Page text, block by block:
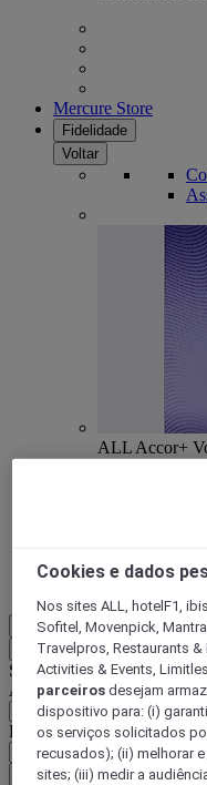
Mercure Store
Fidelidade
Voltar
ALL Accor+
15% de
estadias em
PT-BR
Voltar
Selecione seu país e idioma
Área geográfica
País/região-idioma
Confirmar meu país e idioma
Cookies e dados
Nos sites ALL, hotelF1,
Sofitel, Movenpick,
Travelpros, Restaurants &
Activities & Events,
parceiros desejam
dispositivo para: (i)
os serviços solicitados
recusados); (ii) melhorar
sites; (iii) medir a